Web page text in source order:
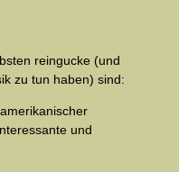
reingucke (und
zu tun haben) sind:
und